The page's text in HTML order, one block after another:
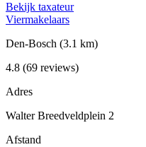
Bekijk taxateur
Viermakelaars
Den-Bosch (3.1 km)
4.8 (69 reviews)
Adres
Walter Breedveldplein 2
Afstand